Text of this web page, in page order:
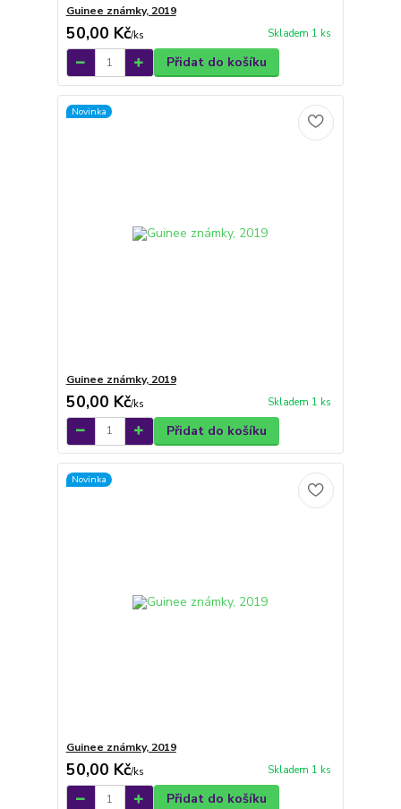
Guinee známky, 2019
50,00 Kč/ks Skladem 1 ks
Přidat do košíku
Novinka
Guinee známky, 2019
50,00 Kč/ks Skladem 1 ks
Přidat do košíku
Novinka
Guinee známky, 2019
50,00 Kč/ks Skladem 1 ks
Přidat do košíku